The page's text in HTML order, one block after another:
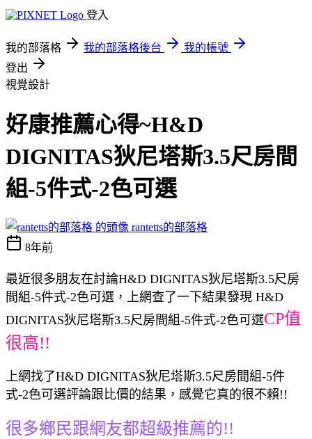
登入
我的部落格 我的部落格後台
我的帳號
登出
視覺設計
好康推薦心得~H&D
DIGNITAS狄尼塔斯3.5尺房間
組-5件式-2色可選
rantetts的部落格
8年前
最近很多朋友在討論H&D DIGNITAS狄尼塔斯3.5尺房
間組-5件式-2色可選，上網查了一下結果發現 H&D
DIGNITAS狄尼塔斯3.5尺房間組-5件式-2色可選CP值
很高!!
上網找了H&D DIGNITAS狄尼塔斯3.5尺房間組-5件
式-2色可選評論跟比價的結果，感覺它真的很不賴!!
很多鄉民跟網友都超級推薦的!!